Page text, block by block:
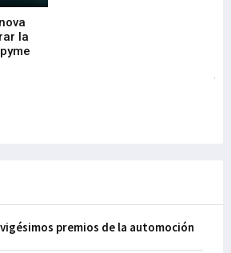
la
premios de la automoción